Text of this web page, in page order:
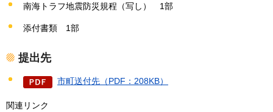
南海トラフ地震防災規程（写し） 1部
添付書類 1部
提出先
市町送付先（PDF：208KB）
関連リンク